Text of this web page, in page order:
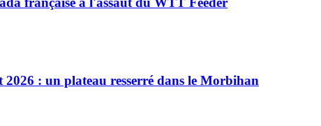
: un plateau resserré dans le Morbihan